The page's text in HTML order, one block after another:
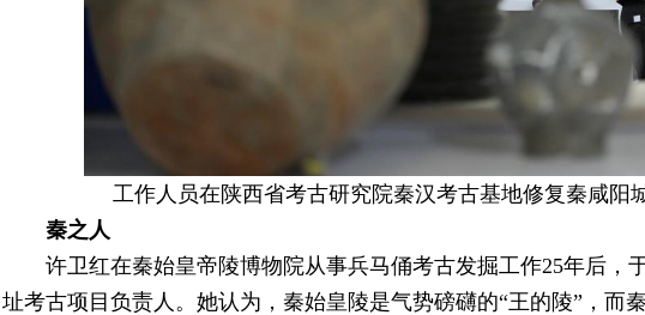
工作人员在陕西省考古研究院秦汉考古基地修复秦咸阳
秦之人
许卫红在秦始皇帝陵博物院从事兵马俑考古发掘工作25年后，
址考古项目负责人。她认为，秦始皇陵是气势磅礴的“王的陵”，而